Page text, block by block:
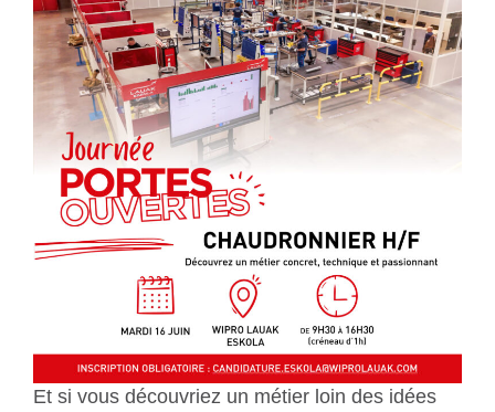
Et si vous découvriez un métier loin des idées